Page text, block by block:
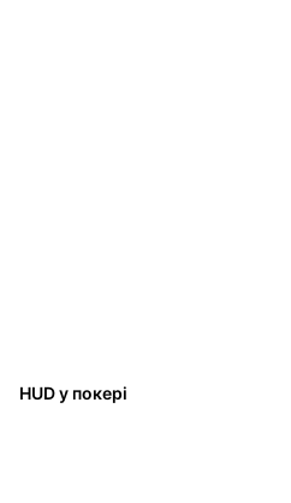
HUD у покері